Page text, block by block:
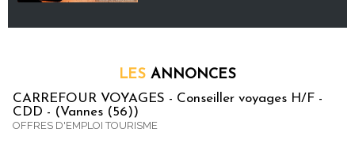
LES ANNONCES
CARREFOUR VOYAGES - Conseiller voyages H/F -
CDD - (Vannes (56))
OFFRES D'EMPLOI TOURISME